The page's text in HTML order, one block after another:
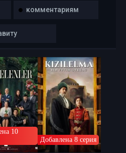
комментариям
10
Добавлена 8 серия